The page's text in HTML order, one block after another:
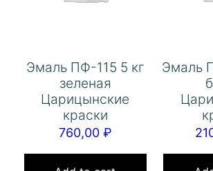
Эмаль ПФ-115 5 кг
зеленая
Царицынские
краски
760,00 ₽
Эмаль